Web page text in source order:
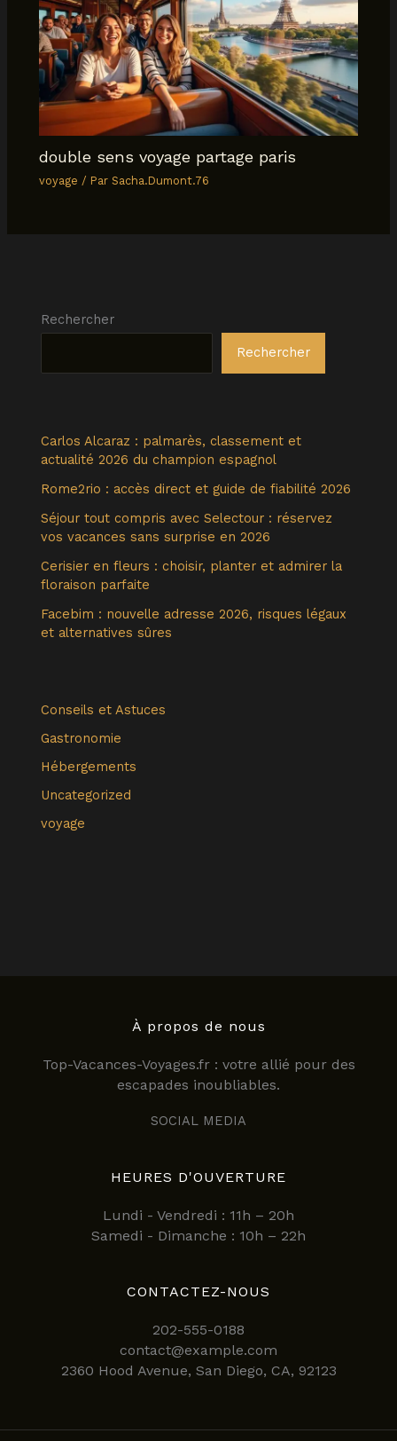
double sens voyage partage paris
voyage / ParSacha.Dumont.76
Rechercher
Rechercher
Carlos Alcaraz : palmarès, classement et
actualité 2026 du champion espagnol
Rome2rio : accès direct et guide de fiabilité 2026
Séjour tout compris avec Selectour : réservez
vos vacances sans surprise en 2026
Cerisier en fleurs : choisir, planter et admirer la
floraison parfaite
Facebim : nouvelle adresse 2026, risques légaux
et alternatives sûres
Conseils et Astuces
Gastronomie
Hébergements
Uncategorized
voyage
À propos de nous
Top-Vacances-Voyages.fr : votre allié pour des
escapades inoubliables.
SOCIAL MEDIA
HEURES D'OUVERTURE
Lundi - Vendredi : 11h – 20h
Samedi - Dimanche : 10h – 22h
CONTACTEZ-NOUS
202-555-0188
contact@example.com
2360 Hood Avenue, San Diego, CA, 92123